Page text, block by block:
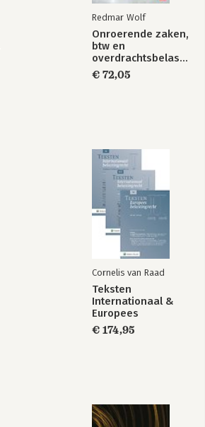
Compendium Estate
Planning 2025
Redmar Wolf
Onroerende zaken,
btw en
overdrachtsbelasting
€ 72,05
Cornelis van Raad
Teksten
Internationaal &
Europees
belastingrecht
2025/2026 - set
€ 174,95